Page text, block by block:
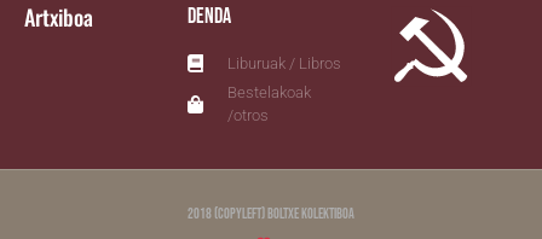
Artxiboa Denda
Liburuak / Libros
Bestelakoak
/otros
2018 (copyleft) Boltxe Kolektiboa